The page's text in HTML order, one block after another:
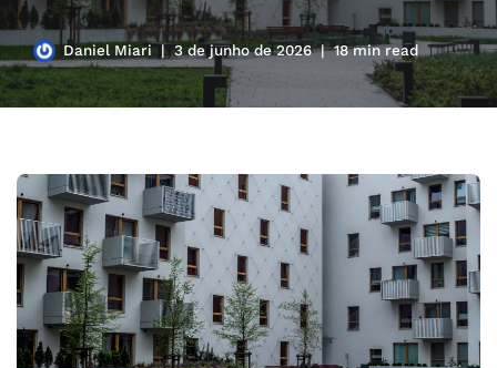
Daniel Miari 3 de junho de 2026 18 min read